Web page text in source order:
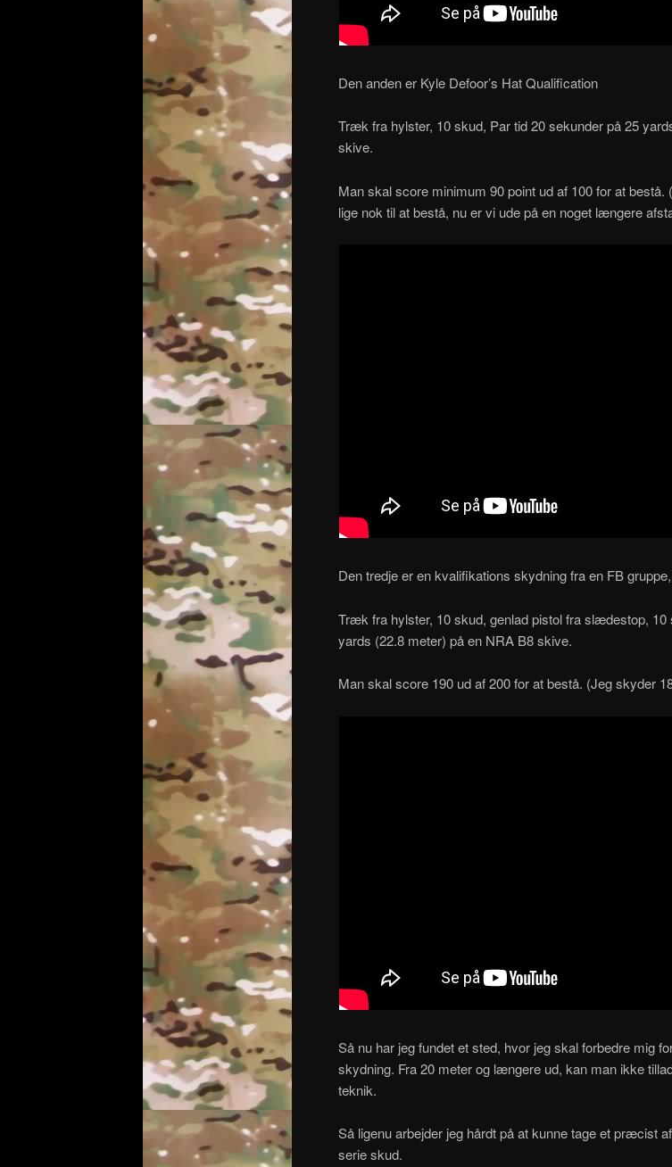
Den anden er Kyle Defoor’s Hat Qualification
Træk fra hylster, 10 skud, Par tid 20 sekunder på 25
skive.
Man skal score minimum 90 point ud af 100 for at bestå.
lige nok til at bestå, nu er vi ude på en noget længere
Den tredje er en kvalifikations skydning fra en FB
Træk fra hylster, 10 skud, genlad pistol fra slædestop, 10
yards (22.8 meter) på en NRA B8 skive.
Man skal score 190 ud af 200 for at bestå. (Jeg skyder
Så nu har jeg fundet et sted, hvor jeg skal forbedre mig
skydning. Fra 20 meter og længere ud, kan man ikke
teknik.
Så ligenu arbejder jeg hårdt på at kunne tage et præcist
serie skud.